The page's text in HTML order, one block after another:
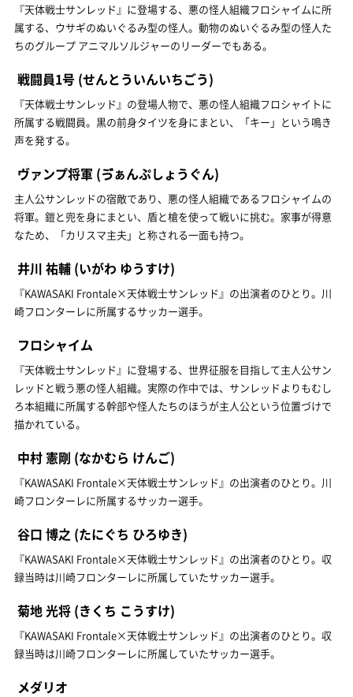
『天体戦士サンレッド』に登場する、悪の怪人組織フロシャイムに所
属する、ウサギのぬいぐるみ型の怪人。動物のぬいぐるみ型の怪人た
ちのグループ アニマルソルジャーのリーダーでもある。
戦闘員1号 (せんとういんいちごう)
『天体戦士サンレッド』の登場人物で、悪の怪人組織フロシャイトに
所属する戦闘員。黒の前身タイツを身にまとい、「キー」という鳴き
声を発する。
ヴァンプ将軍 (ゔぁんぷしょうぐん)
主人公サンレッドの宿敵であり、悪の怪人組織であるフロシャイムの
将軍。鎧と兜を身にまとい、盾と槍を使って戦いに挑む。家事が得意
なため、「カリスマ主夫」と称される一面も持つ。
井川 祐輔 (いがわ ゆうすけ)
『KAWASAKI Frontale×天体戦士サンレッド』の出演者のひとり。川
崎フロンターレに所属するサッカー選手。
フロシャイム
『天体戦士サンレッド』に登場する、世界征服を目指して主人公サン
レッドと戦う悪の怪人組織。実際の作中では、サンレッドよりもむし
ろ本組織に所属する幹部や怪人たちのほうが主人公という位置づけで
描かれている。
中村 憲剛 (なかむら けんご)
『KAWASAKI Frontale×天体戦士サンレッド』の出演者のひとり。川
崎フロンターレに所属するサッカー選手。
谷口 博之 (たにぐち ひろゆき)
『KAWASAKI Frontale×天体戦士サンレッド』の出演者のひとり。収
録当時は川崎フロンターレに所属していたサッカー選手。
菊地 光将 (きくち こうすけ)
『KAWASAKI Frontale×天体戦士サンレッド』の出演者のひとり。収
録当時は川崎フロンターレに所属していたサッカー選手。
メダリオ